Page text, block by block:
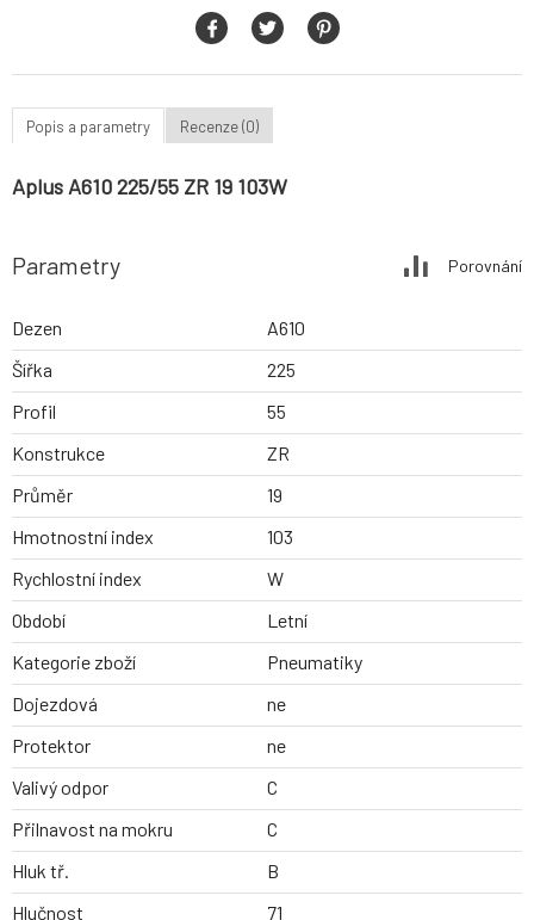
Popis a parametry Recenze (0)
Aplus A610 225/55 ZR 19 103W
Parametry Porovnání
Dezen
A610
Šířka
225
Profil
55
Konstrukce
ZR
Průměr
19
Hmotnostní index
103
Rychlostní index
W
Období
Letní
Kategorie zboží
Pneumatiky
Dojezdová
ne
Protektor
ne
Valivý odpor
C
Přilnavost na mokru
C
Hluk tř.
B
Hlučnost
71